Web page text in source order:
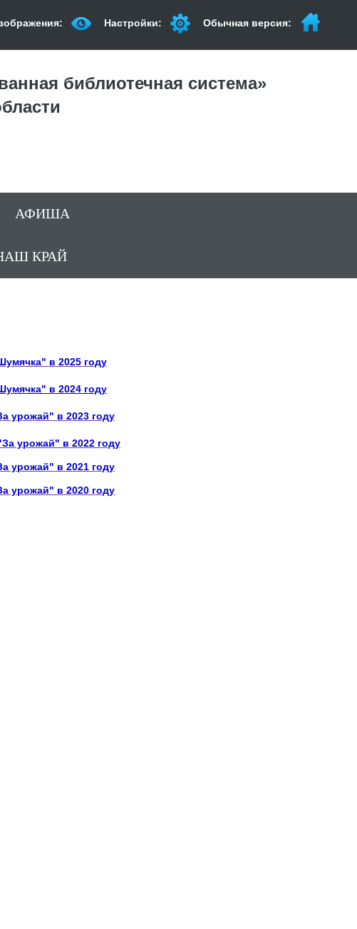
Настройки: Обычная версия:
библиотечная система»
АФИША
КРАЙ
в 2025 году
в 2024 году
урожай" в 2023 году
урожай" в 2022 году
урожай" в 2021 году
урожай" в 2020 году